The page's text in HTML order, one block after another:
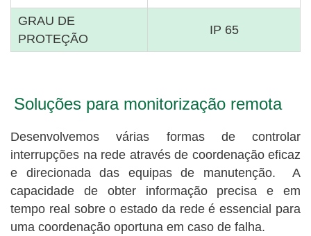
GRAU DE
PROTEÇÃO
IP 65
Soluções para monitorização remota
Desenvolvemos várias formas de controlar
interrupções na rede através de coordenação eficaz
e direcionada das equipas de manutenção. A
capacidade de obter informação precisa e em
tempo real sobre o estado da rede é essencial para
uma coordenação oportuna em caso de falha.